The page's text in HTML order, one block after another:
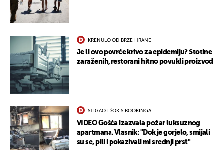
KRENULO OD BRZE HRANE
Je li ovo povrće krivo za epidemiju? Stotine
zaraženih, restorani hitno povukli proizvod
STIGAO I ŠOK S BOOKINGA
VIDEO Gošća izazvala požar luksuznog
apartmana. Vlasnik: "Dok je gorjelo, smijali
su se, pili i pokazivali mi srednji prst"
UKLJUČITE NOTIFIKACIJE